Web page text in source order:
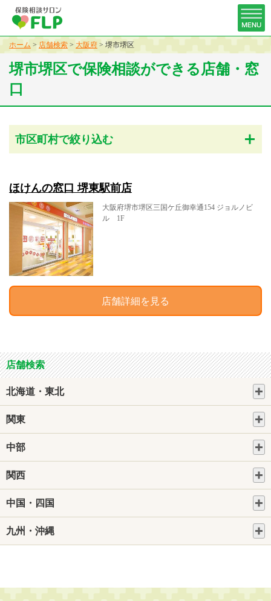
ホーム > 店舗検索 > 大阪府 > 堺市堺区
堺市堺区で保険相談ができる店舗・窓
口
市区町村で絞り込む
ほけんの窓口 堺東駅前店
大阪府堺市堺区三国ケ丘御幸通154 ジョルノビ
ル 1F
店舗詳細を見る
店舗検索
北海道・東北
関東
中部
関西
中国・四国
九州・沖縄